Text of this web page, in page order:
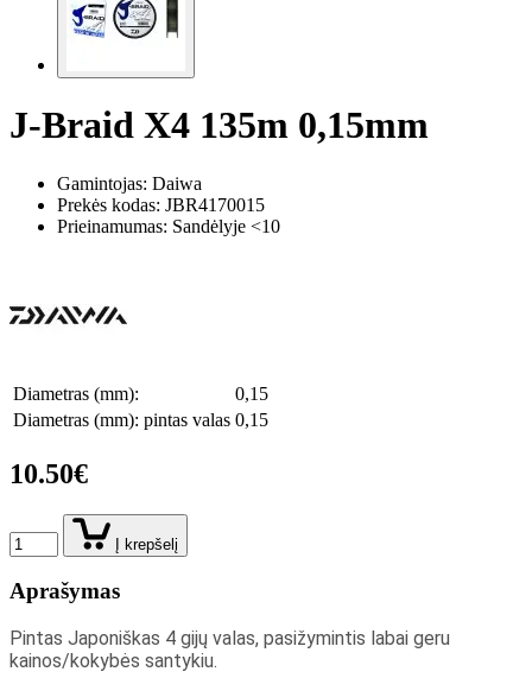
J-Braid X4 135m 0,15mm
Gamintojas: Daiwa
Prekės kodas: JBR4170015
Prieinamumas: Sandėlyje <10
Diametras (mm):
0,15
Diametras (mm): pintas valas 0,15
10.50€
Į krepšelį
Aprašymas
Pintas Japoniškas 4 gijų valas, pasižymintis labai geru
kainos/kokybės santykiu.